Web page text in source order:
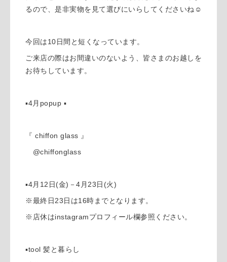
るので、是非実物を見て選びにいらしてくださいね☺︎
今回は10日間と短くなっています。
ご来店の際はお間違いのないよう、皆さまのお越しを
お待ちしています。
▪️4月popup ▪️
『 chiffon glass 』
@chiffonglass
▪️4月12日(金)－4月23日(火)
※最終日23日は16時までとなります。
※店休はinstagramプロフィール欄参照ください。
▪️tool 髪と暮らし